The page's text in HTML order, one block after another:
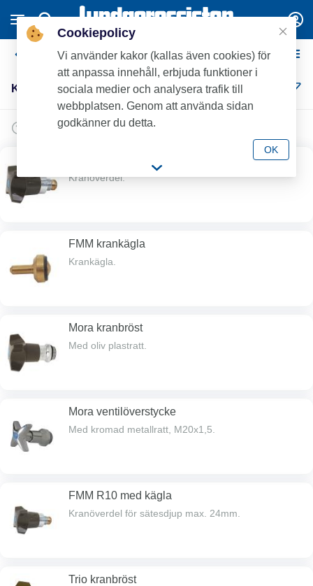
Kranöverdelar
Kranöverdelar (12)
Kranöverdel.
FMM krankägla
Krankägla.
Mora kranbröst
Med oliv plastratt.
Mora ventilöverstycke
Med kromad metallratt, M20x1,5.
FMM R10 med kägla
Kranöverdel för sätesdjup max. 24mm.
Trio kranbröst
Cookiepolicy
Vi använder kakor (kallas även cookies) för
att anpassa innehåll, erbjuda funktioner i
sociala medier och analysera trafik till
webbplatsen. Genom att använda sidan
godkänner du detta.
OK